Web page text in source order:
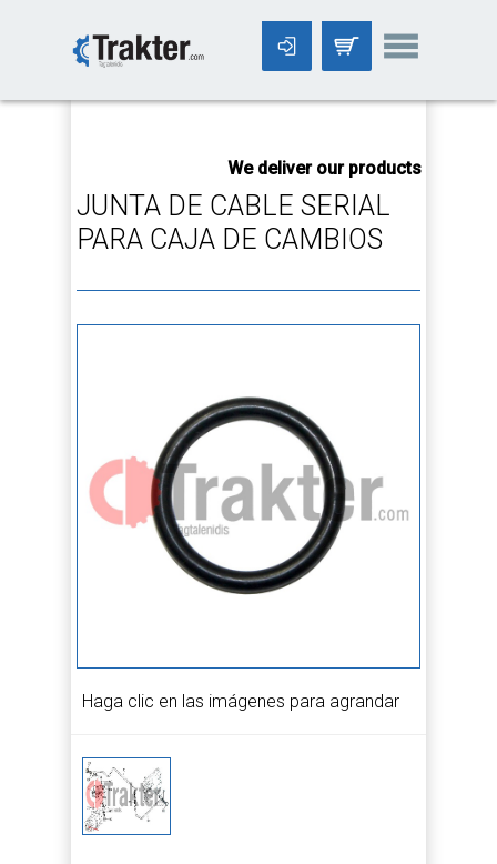
We deliver our products
JUNTA DE CABLE SERIAL
PARA CAJA DE CAMBIOS
Haga clic en las imágenes para agrandar